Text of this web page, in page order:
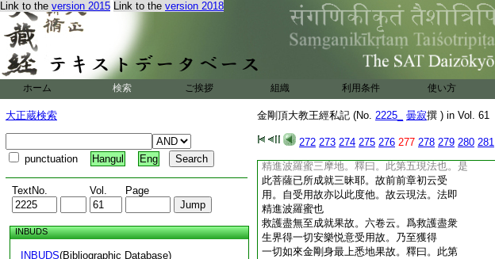
Link to the version 2015 Link to the version 2018
ホーム 検索 ご挨拶 組織 利用条件 使い方
大正蔵検索
punctuation Hangul Eng
TextNo. Vol. Page
INBUDS
INBUDS(Bibliographic Database)
金剛頂大教王經私記 (No. 2225_ 曇寂撰 ) in Vol. 61
272 273 274 275 276 277 278 279 280 281
於無相法中而示種種相。無妄想法中而
出種種音説。即以此藏令一切至於無藏
時彼難敵至復請教令。六卷云。爾時難勝精
進大菩薩從佛心出。依諸如來右邊月輪
而住。復請教示。釋曰。此第三現請也。文
無別意。如前可知
時世尊入至三摩地。六卷云。爾時世尊入一
切如來堅固金剛三摩地已。釋曰。此第四念
應也。如前可知
精進波羅蜜三摩地。釋曰。此第五現法也。是
此菩薩已所成就三昧耶。故前前章初云受
用。自受用故亦以此度他。故云現法。法即
精進波羅蜜也
救護盡無至成就果故。六卷云。爲救護盡衆
生界得一切安樂悦意受用故。乃至獲得
一切如來金剛身最上悉地果故。釋曰。此第